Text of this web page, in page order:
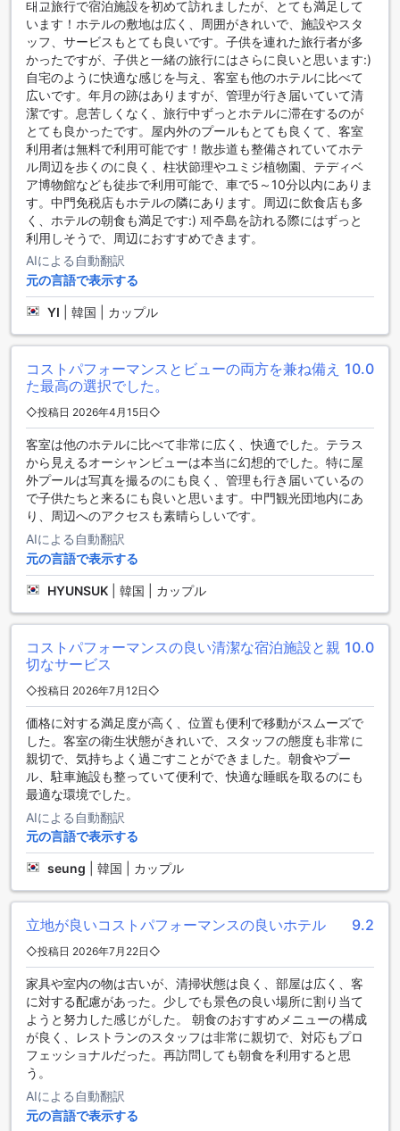
スです。広々としたプールは、リラックスしたい時やエクサ
サイズをしたい時に最適で、心身ともにリフレッシュできま
す。
さらに、フィットネスセンターは無料で利用でき、最新のト
レーニング機器が揃っています。トレーニング後には、屋外
プールでのひと泳ぎや、プールサイドバーでのリフレッシュ
もおすすめです。美しい景色を眺めながら、ドリンクを楽し
むことができ、アクティブな一日の締めくくりにぴったりで
す。チェジュ ブヨン ホテルで、心身を鍛え、リフレッシュす
る素晴らしい時間をお過ごしください。
チェジュ ブヨン ホテルの便利な施設
チェジュ ブヨン ホテルでは、滞在中の快適さを追求するため
に多彩な便利な施設を提供しています。まず、全客室で利用
可能な無料Wi-Fiにより、ゲストはいつでもインターネットに
アクセスでき、旅行の計画やビジネスの連絡をスムーズに行
うことができます。また、公共エリアでもWi-Fiが利用可能な
ため、ロビーや共用スペースでも快適にインターネットを楽
さらに、ホテル内には便利なコンビニエンスストアがあり、
必要なものをすぐに手に入れることができます。荷物の保管
が必要な場合でも、荷物預かりサービスを利用すれば、観光
やショッピングを心ゆくまで楽しむことができます。加え
て、日々のハウスキーピングサービスも充実しており、清潔
で快適な空間を提供します。安全面においても、セーフティ
ボックスが完備されており、大切な貴重品を安心して保管で
きます。コンシェルジュサービスも利用できるため、観光情
報やレストランの予約など、旅のサポートを受けることがで
きます。
チェジュ ブヨン ホテルの交通施設のご紹介
した交通施設をご用意しています。ホテル内には広々とした
無料の駐車場があり、車での訪問を計画している方にとって
非常に便利です。自家用車でのアクセスが可能で、安心して
駐車できるスペースが確保されていますので、観光やビジネ
スでの移動もストレスなく行えます。
また、タクシーサービスも利用可能で、必要な際にはすぐに
呼び出すことができます。観光地への移動や、空港へのアク
セスもスムーズに行えるため、初めて済州を訪れる方にも安
心です。チェジュ ブヨン ホテルでは、快適な滞在をサポート
するための交通手段が整っており、訪れる皆様にとって便利
な選択肢が揃っています。
チェジュ ブヨン ホテルの客室設備
チェジュ ブヨン ホテルでは、快適な滞在を実現するために、
様々な客室設備を完備しています。エアコンが完備されてお
す。また、リラックスできるバスローブや、髪を素早く乾か
すためのヘアドライヤーもご用意。さらに、テレビや衛星放
送・ケーブルテレビを楽しみながら、ゆったりとした時間を
過ごすことができます。
お部屋には、バルコニーやテラスがあり、美しい景色を眺め
ながらリフレッシュすることが可能です。冷蔵庫には無料の
ボトルウォーターが用意されており、喉が渇いたときにも安
心です。ブラックアウトカーテンが設置されているため、プ
ライバシーを確保しつつ、ゆっくりと眠ることができます。
さらに、インスタントコーヒーやお茶が無料で提供されてお
り、心地よいひと時を演出します。タオルも豊富に揃ってお
り、別のリビングルームがあるため、家族や友人と一緒に過
태교旅行で宿泊施設を初めて訪れましたが、とても満足して
います！ホテルの敷地は広く、周囲がきれいで、施設やスタ
ッフ、サービスもとても良いです。子供を連れた旅行者が多
かったですが、子供と一緒の旅行にはさらに良いと思います:)
自宅のように快適な感じを与え、客室も他のホテルに比べて
広いです。年月の跡はありますが、管理が行き届いていて清
潔です。息苦しくなく、旅行中ずっとホテルに滞在するのが
とても良かったです。屋内外のプールもとても良くて、客室
利用者は無料で利用可能です！散歩道も整備されていてホテ
ル周辺を歩くのに良く、柱状節理やユミジ植物園、テディベ
ア博物館なども徒歩で利用可能で、車で5～10分以内にありま
す。中門免税店もホテルの隣にあります。周辺に飲食店も多
く、ホテルの朝食も満足です:) 제주島を訪れる際にはずっと
利用しそうで、周辺におすすめできます。
AIによる自動翻訳
元の言語で表示する
YI 韓国 | カップル
コストパフォーマンスとビューの両方を兼ね備え
た最高の選択でした。
10.0
◇投稿日 2026年4月15日◇
客室は他のホテルに比べて非常に広く、快適でした。テラス
から見えるオーシャンビューは本当に幻想的でした。特に屋
外プールは写真を撮るのにも良く、管理も行き届いているの
で子供たちと来るにも良いと思います。中門観光団地内にあ
り、周辺へのアクセスも素晴らしいです。
AIによる自動翻訳
元の言語で表示する
HYUNSUK 韓国 | カップル
コストパフォーマンスの良い清潔な宿泊施設と親
切なサービス
10.0
◇投稿日 2026年7月12日◇
価格に対する満足度が高く、位置も便利で移動がスムーズで
した。客室の衛生状態がきれいで、スタッフの態度も非常に
親切で、気持ちよく過ごすことができました。朝食やプー
ル、駐車施設も整っていて便利で、快適な睡眠を取るのにも
最適な環境でした。
AIによる自動翻訳
元の言語で表示する
seung 韓国 | カップル
立地が良いコストパフォーマンスの良いホテル 9.2
◇投稿日 2026年7月22日◇
家具や室内の物は古いが、清掃状態は良く、部屋は広く、客
に対する配慮があった。少しでも景色の良い場所に割り当て
ようと努力した感じがした。 朝食のおすすめメニューの構成
が良く、レストランのスタッフは非常に親切で、対応もプロ
フェッショナルだった。再訪問しても朝食を利用すると思
う。
AIによる自動翻訳
元の言語で表示する